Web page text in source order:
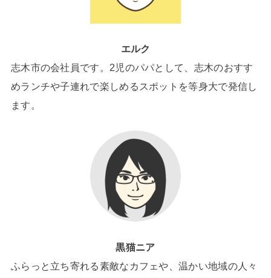
エルク
志木市の会社員です。2児のパパとして、志木のおすす
めランチや子連れで楽しめるスポットを等身大で発信し
ます。
黒猫ニア
ふらっと立ち寄れる素敵なカフェや、温かい地域の人々